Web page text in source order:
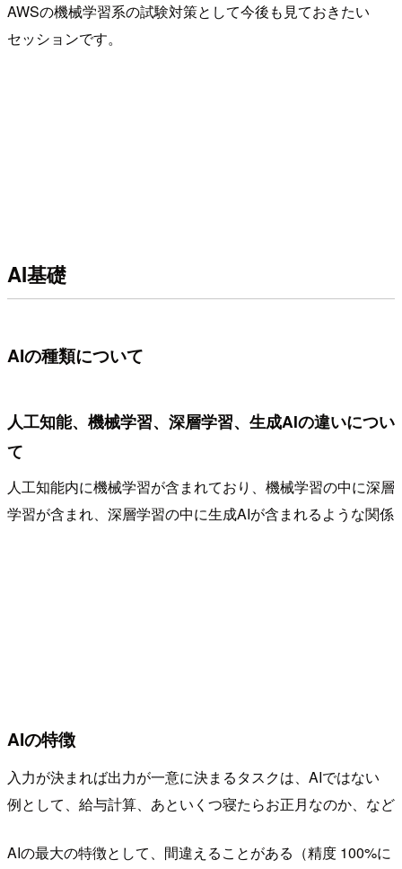
AWSの機械学習系の試験対策として今後も見ておきたい
セッションです。
AI基礎
AIの種類について
人工知能、機械学習、深層学習、生成AIの違いについ
て
人工知能内に機械学習が含まれており、機械学習の中に深層
学習が含まれ、深層学習の中に生成AIが含まれるような関係
AIの特徴
入力が決まれば出力が一意に決まるタスクは、AIではない
例として、給与計算、あといくつ寝たらお正月なのか、など
AIの最大の特徴として、間違えることがある（精度 100%に